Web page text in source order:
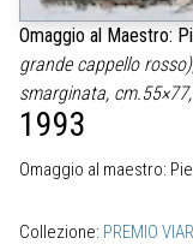
Omaggio al Maestro:
grande cappello
smarginata,
1993
Omaggio al maestro:
Collezione: PREMIO